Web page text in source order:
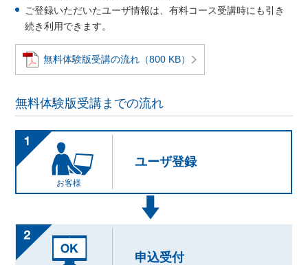
ご登録いただいたユーザ情報は、有料コース受講時にも引き
続き利用できます。
無料体験版受講の流れ（800 KB）
無料体験版受講までの流れ
お客様
ユーザ登録
申込受付